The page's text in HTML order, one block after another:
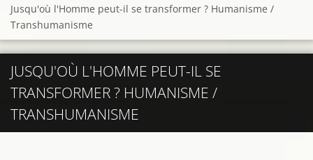
Jusqu'où l'Homme peut-il se transformer ? Humanisme /
Transhumanisme
JUSQU'OÙ L'HOMME PEUT-IL SE
TRANSFORMER ? HUMANISME /
TRANSHUMANISME